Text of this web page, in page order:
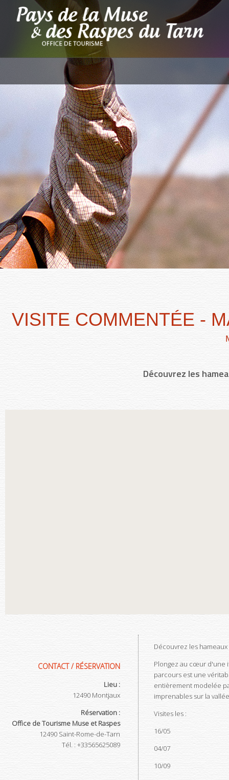
VISITE COMMENTÉE -
Découvrez les
CONTACT / RÉSERVATION
Lieu :
12490 Montjaux
Réservation :
Office de Tourisme Muse et Raspes
12490 Saint-Rome-de-Tarn
Tél. : +33565625089
Découvrez les
Plongez au cœur d'une
parcours est une
entièrement modelée
imprenables sur la
Visites les :
16/05
04/07
10/09